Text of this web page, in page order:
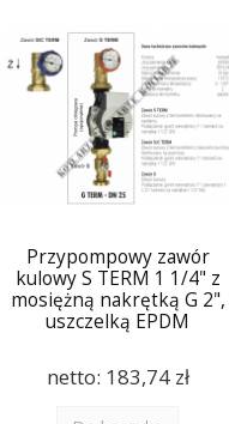
Przypompowy zawór
kulowy S TERM 1 1/4" z
mosiężną nakrętką G 2",
uszczelką EPDM
netto: 183,74 zł